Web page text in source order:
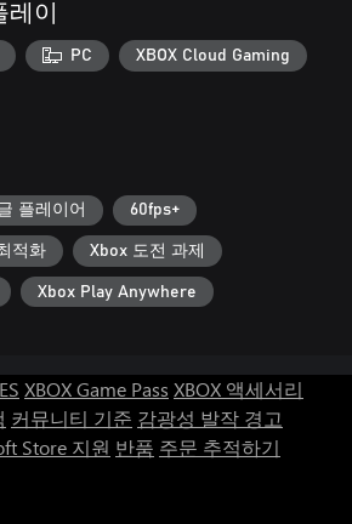
이
PC XBOX Cloud Gaming
플레이어 60fps+
적화 Xbox 도전 과제
Xbox Play Anywhere
XBOX Game Pass XBOX 액세서리
커뮤니티 기준 감광성 발작 경고
Store 지원 반품 주문 추적하기